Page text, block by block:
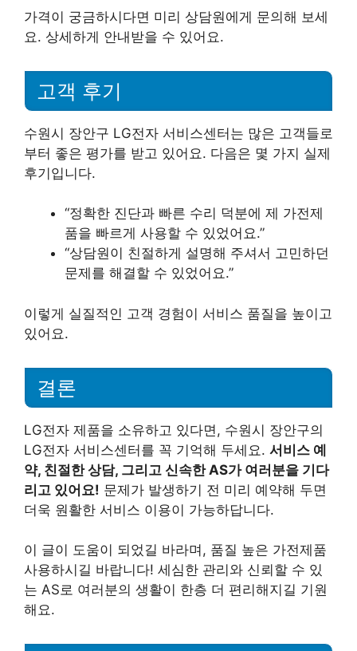
가격이 궁금하시다면 미리 상담원에게 문의해 보세
요. 상세하게 안내받을 수 있어요.
고객 후기
수원시 장안구 LG전자 서비스센터는 많은 고객들로
부터 좋은 평가를 받고 있어요. 다음은 몇 가지 실제
후기입니다.
“정확한 진단과 빠른 수리 덕분에 제 가전제
품을 빠르게 사용할 수 있었어요.”
“상담원이 친절하게 설명해 주셔서 고민하던
문제를 해결할 수 있었어요.”
이렇게 실질적인 고객 경험이 서비스 품질을 높이고
있어요.
결론
LG전자 제품을 소유하고 있다면, 수원시 장안구의
LG전자 서비스센터를 꼭 기억해 두세요. 서비스 예
약, 친절한 상담, 그리고 신속한 AS가 여러분을 기다
리고 있어요! 문제가 발생하기 전 미리 예약해 두면
더욱 원활한 서비스 이용이 가능하답니다.
이 글이 도움이 되었길 바라며, 품질 높은 가전제품
사용하시길 바랍니다! 세심한 관리와 신뢰할 수 있
는 AS로 여러분의 생활이 한층 더 편리해지길 기원
해요.